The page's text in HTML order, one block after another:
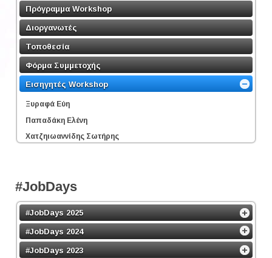
Πρόγραμμα Workshop
Διοργανωτές
Τοποθεσία
Φόρμα Συμμετοχής
Εισηγητές Workshop
Ξυραφά Εύη
Παπαδάκη Ελένη
Χατζηιωαννίδης Σωτήρης
#JobDays
#JobDays 2025
#JobDays 2024
#JobDays 2023